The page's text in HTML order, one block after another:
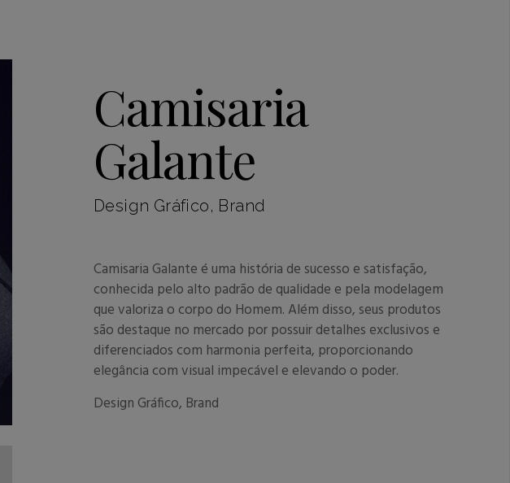
Camisaria
Galante
Design Gráfico, Brand
Camisaria Galante é uma história de sucesso e satisfação,
conhecida pelo alto padrão de qualidade e pela modelagem
que valoriza o corpo do Homem. Além disso, seus produtos
são destaque no mercado por possuir detalhes exclusivos e
diferenciados com harmonia perfeita, proporcionando
elegância com visual impecável e elevando o poder.
Design Gráfico, Brand